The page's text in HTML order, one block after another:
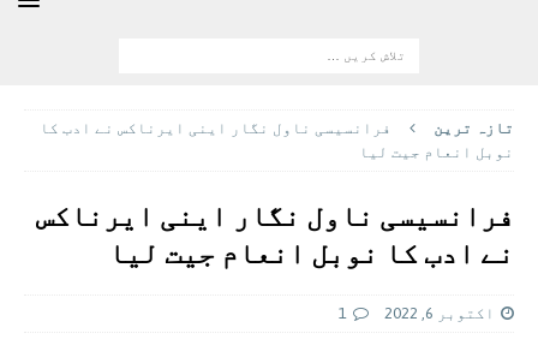
تازہ ترين
فرانسیسی ناول نگار اینی ایرناکس نے ادب کا
نوبل انعام جیت لیا
فرانسیسی ناول نگار اینی ایرناکس
نے ادب کا نوبل انعام جیت لیا
اکتوبر 6, 2022 1